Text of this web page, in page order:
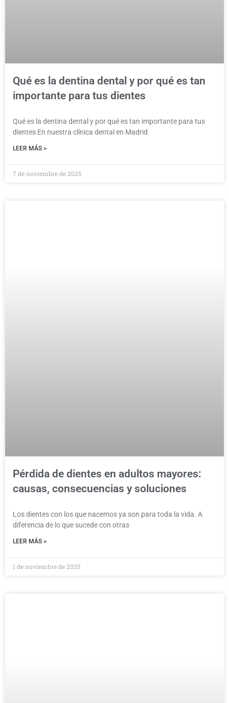
Qué es la dentina dental y por qué es tan
importante para tus dientes
Qué es la dentina dental y por qué es tan importante para tus
dientes En nuestra clínica dental en Madrid
LEER MÁS >
7 de noviembre de 2025
Pérdida de dientes en adultos mayores:
causas, consecuencias y soluciones
Los dientes con los que nacemos ya son para toda la vida. A
diferencia de lo que sucede con otras
LEER MÁS >
1 de noviembre de 2025